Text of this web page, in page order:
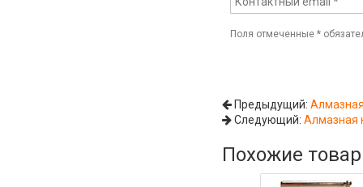
Поля отмеченные*
Предыдущий:
Следующий:Алмазная
Похожие